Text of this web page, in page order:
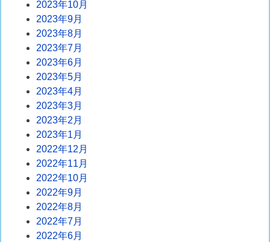
2023年10月
2023年9月
2023年8月
2023年7月
2023年6月
2023年5月
2023年4月
2023年3月
2023年2月
2023年1月
2022年12月
2022年11月
2022年10月
2022年9月
2022年8月
2022年7月
2022年6月